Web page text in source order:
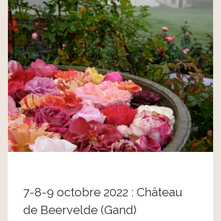
7-8-9 octobre 2022 : Château
de Beervelde (Gand)